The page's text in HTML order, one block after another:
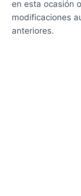
en esta ocasión
modificaciones
anteriores.